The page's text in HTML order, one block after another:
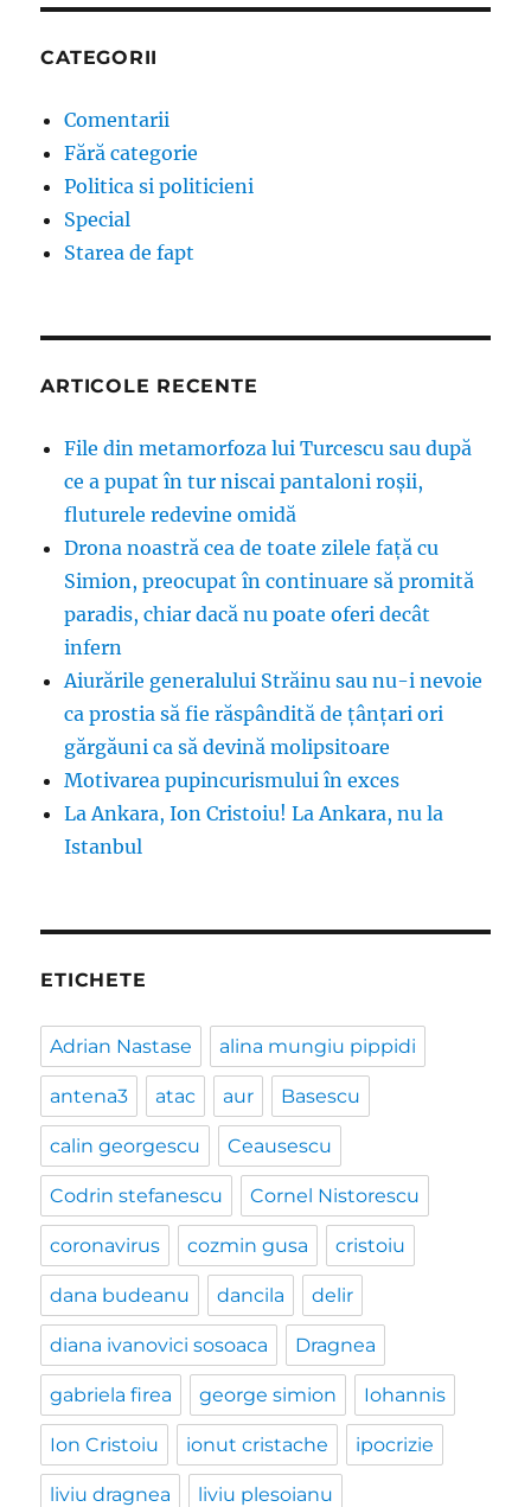
CATEGORII
Comentarii
Fără categorie
Politica si politicieni
Special
Starea de fapt
ARTICOLE RECENTE
File din metamorfoza lui Turcescu sau după
ce a pupat în tur niscai pantaloni roșii,
fluturele redevine omidă
Drona noastră cea de toate zilele față cu
Simion, preocupat în continuare să promită
paradis, chiar dacă nu poate oferi decât
infern
Aiurările generalului Străinu sau nu-i nevoie
ca prostia să fie răspândită de țânțari ori
gărgăuni ca să devină molipsitoare
Motivarea pupincurismului în exces
La Ankara, Ion Cristoiu! La Ankara, nu la
Istanbul
ETICHETE
Adrian Nastase alina mungiu pippidi
antena3 atac aur Basescu
calin georgescu Ceausescu
Codrin stefanescu Cornel Nistorescu
coronavirus cozmin gusa cristoiu
dana budeanu dancila delir
diana ivanovici sosoaca Dragnea
gabriela firea george simion Iohannis
Ion Cristoiu ionut cristache ipocrizie
liviu dragnea liviu plesoianu